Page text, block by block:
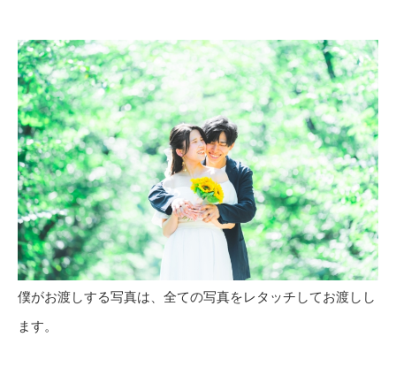
僕がお渡しする写真は、全ての写真をレタッチしてお渡しし
ます。